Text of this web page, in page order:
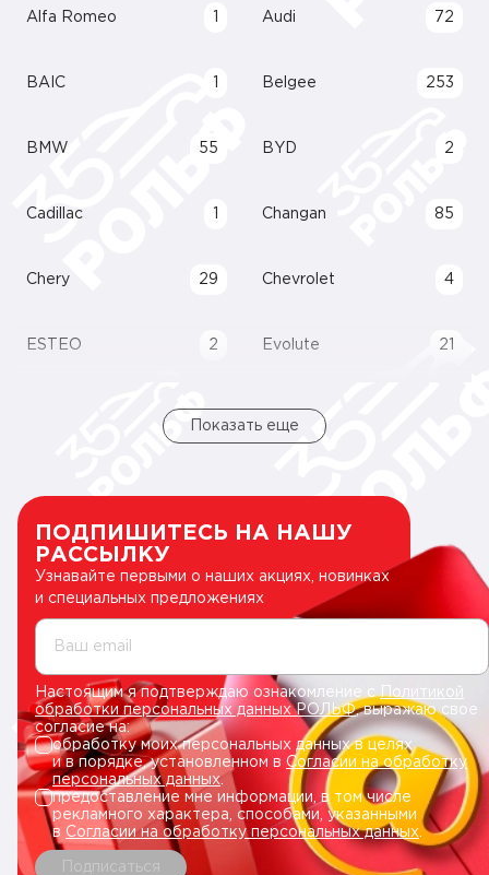
Alfa Romeo Audi 72
BAIC Belgee 253
BMW 55 BYD 2
Cadillac Changan 85
Chery 29 Chevrolet 4
ESTEO 2 Evolute 21
Показать еще
ПОДПИШИТЕСЬ НА НАШУ
РАССЫЛКУ
Узнавайте первыми о наших акциях, новинках
и специальных предложениях
Ваш email
Настоящим я подтверждаю ознакомление сПолитикой
обработки персональных данных РОЛЬФ, выражаю свое
согласие на:
обработку моих персональных данных в целях
и в порядке, установленном в Согласии на обработку
персональных данных.
предоставление мне информации, в том числе
рекламного характера, способами, указанными
в Согласии на обработку персональных данных
Подписаться